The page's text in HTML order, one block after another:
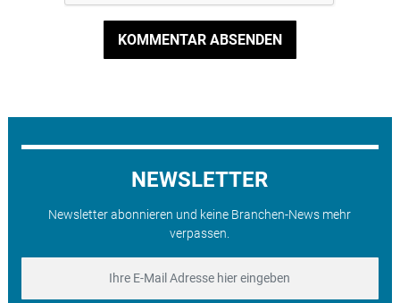
KOMMENTAR ABSENDEN
NEWSLETTER
Newsletter abonnieren und keine Branchen-News mehr
verpassen.